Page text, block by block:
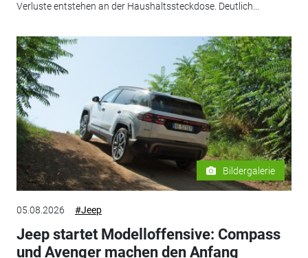
Verluste entstehen an der Haushaltssteckdose. Deutlich...
Bildergalerie
05.08.2026 #Jeep
Jeep startet Modelloffensive: Compass
und Avenger machen den Anfang